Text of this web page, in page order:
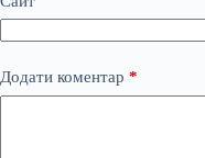
Додати коментар *